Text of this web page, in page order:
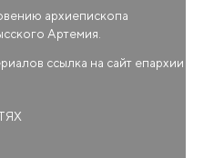
архиепископа
Артемия.
ссылка на сайт епархии